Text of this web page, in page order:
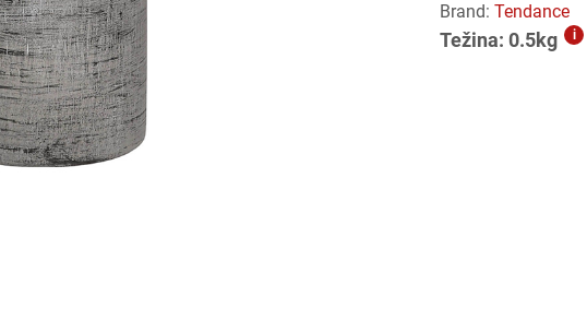
Brand:Tendance
Težina: 0.5kg i